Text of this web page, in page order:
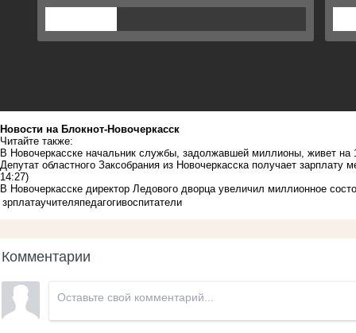
Новости на Блoкнoт-Новочеркасск
Читайте также:
В Новочеркасске начальник службы, задолжавшей миллионы, живет на
Депутат областного Заксобрания из Новочеркасска получает
14:27)
В Новочеркасске директор Ледового дворца увеличил миллионное
зрплатаучителяпедагогивоспитатели
Комментарии